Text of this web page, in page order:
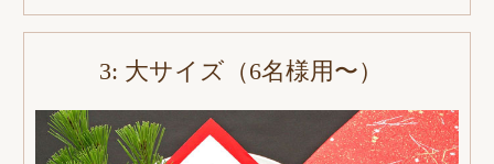
3: 大サイズ（6名様用〜）